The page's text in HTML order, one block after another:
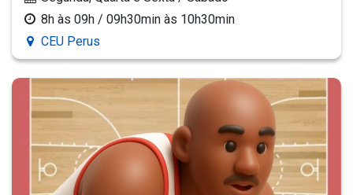
8h às 09h / 09h30min às 10h30min
CEU Perus